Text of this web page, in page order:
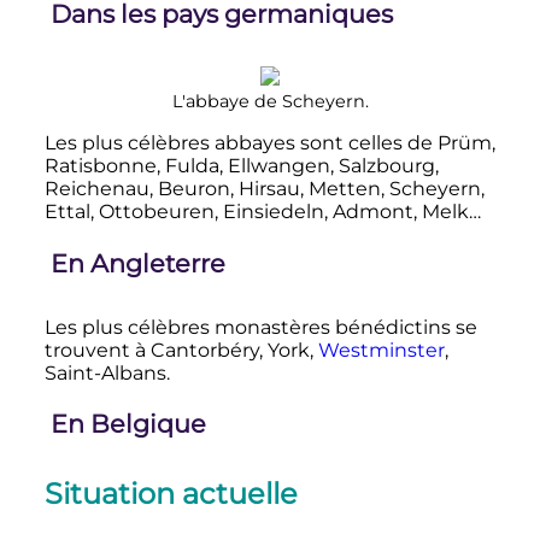
Dans les pays germaniques
L'abbaye de Scheyern.
Les plus célèbres abbayes sont celles de Prüm,
Ratisbonne, Fulda, Ellwangen, Salzbourg,
Reichenau, Beuron, Hirsau, Metten, Scheyern,
Ettal, Ottobeuren, Einsiedeln, Admont, Melk…
En Angleterre
Les plus célèbres monastères bénédictins se
trouvent à Cantorbéry, York, Westminster,
Saint-Albans.
En Belgique
Situation actuelle